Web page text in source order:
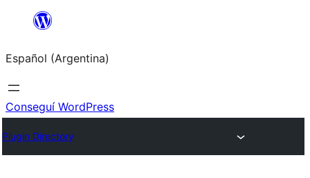
Saltar
contenido
Español (Argentina)
Conseguí WordPress
Plugin Directory